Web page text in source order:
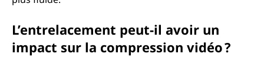
L’entrelacement peut-il avoir un
impact sur la compression vidéo ?